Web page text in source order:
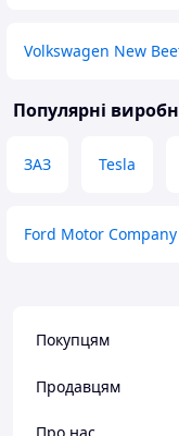
Volkswagen New
Популярні
ЗАЗ Tesla
Ford Motor Company
Покупцям
Продавцям